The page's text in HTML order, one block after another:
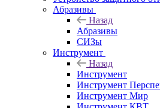
Абразивы
Назад
Абразивы
СИЗы
Инструмент
Назад
Инструмент
Инструмент
Инструмент Мир